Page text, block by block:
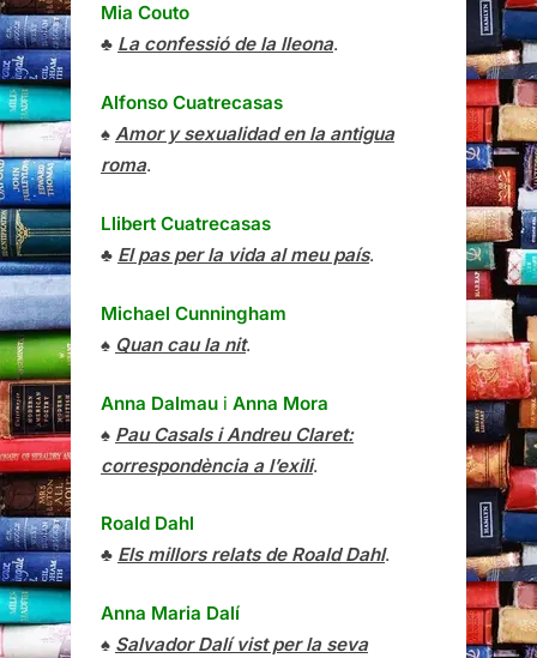
Mia Couto
♣ La confessió de la lleona.
Alfonso Cuatrecasas
♠ Amor y sexualidad en la antigua
roma.
Llibert Cuatrecasas
♣ El pas per la vida al meu país.
Michael Cunningham
♠ Quan cau la nit.
Anna Dalmau i Anna Mora
♠ Pau Casals i Andreu Claret:
correspondència a l’exili.
Roald Dahl
♣ Els millors relats de Roald Dahl.
Anna Maria Dalí
♠ Salvador Dalí vist per la seva